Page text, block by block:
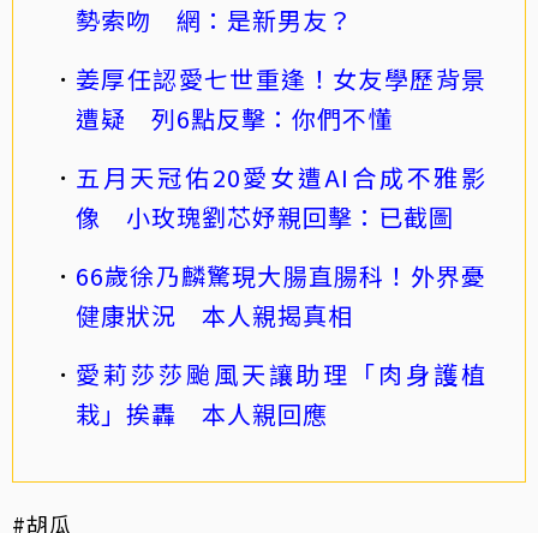
勢索吻 網：是新男友？
姜厚任認愛七世重逢！女友學歷背景
遭疑 列6點反擊：你們不懂
五月天冠佑20愛女遭AI合成不雅影
像 小玫瑰劉芯妤親回擊：已截圖
66歲徐乃麟驚現大腸直腸科！外界憂
健康狀況 本人親揭真相
愛莉莎莎颱風天讓助理「肉身護植
栽」挨轟 本人親回應
#胡瓜